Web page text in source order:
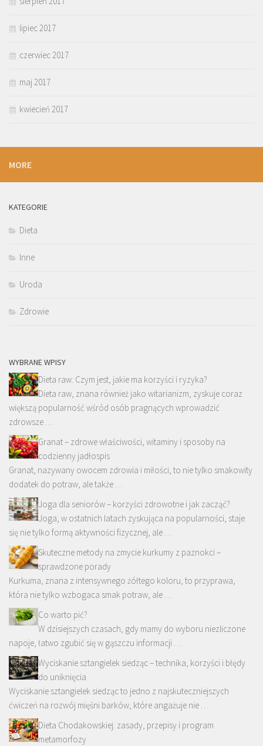
lipiec 2017
czerwiec 2017
maj 2017
kwiecień 2017
MORE
KATEGORIE
Dieta
Inne
Uroda
Zdrowie
WYBRANE WPISY
Dieta raw: Czym jest, jakie ma korzyści i ryzyka?
Dieta raw, znana również jako witarianizm, zyskuje coraz
większą popularność wśród osób pragnących wprowadzić
zdrowsze …
Granat – zdrowe właściwości, witaminy i sposoby na
codzienny jadłospis
Granat, nazywany owocem zdrowia i miłości, to nie tylko smakowity
dodatek do potraw, ale także …
Joga dla seniorów – korzyści zdrowotne i jak zacząć?
Joga, w ostatnich latach zyskująca na popularności, staje
się nie tylko formą aktywności fizycznej, ale …
Skuteczne metody na zmycie kurkumy z paznokci –
sprawdzone porady
Kurkuma, znana z intensywnego żółtego koloru, to przyprawa,
która nie tylko wzbogaca smak potraw, ale …
Co warto pić?
W dzisiejszych czasach, gdy mamy do wyboru niezliczone
napoje, łatwo zgubić się w gąszczu informacji …
Wyciskanie sztangielek siedząc – technika, korzyści i błędy
do uniknięcia
Wyciskanie sztangielek siedząc to jedno z najskuteczniejszych
ćwiczeń na rozwój mięśni barków, które angażuje nie …
Dieta Chodakowskiej: zasady, przepisy i program
metamorfozy